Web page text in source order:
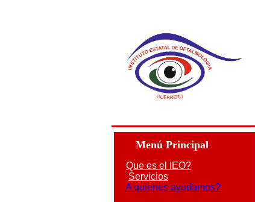
Menú Principal
Que es el IEO?
Servicios
A quienes ayudamos?